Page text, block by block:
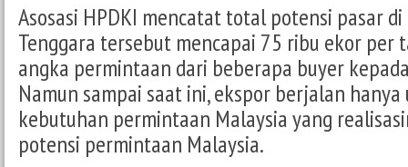
Asosasi HPDKI mencatat total potensi pasar
Tenggara tersebut mencapai 75 ribu ekor per
angka permintaan dari beberapa buyer
Namun sampai saat ini, ekspor berjalan
kebutuhan permintaan Malaysia yang
potensi permintaan Malaysia.